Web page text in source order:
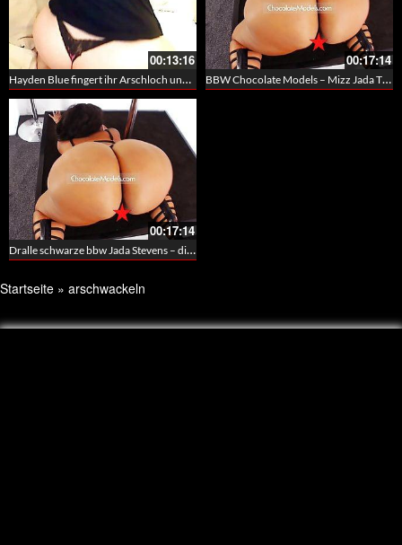
00:13:16
Hayden Blue fingert ihr Arschloch und wackelt mit den Brüsten und dem Hintern – PAWG
00:17:14
BBW Chocolate Models – Mizz Jada Thyck, PAWG Sabella und Ms Berry
00:17:14
Dralle schwarze bbw Jada Stevens – dicke Titten und feuchte Muschi
Startseite » arschwackeln